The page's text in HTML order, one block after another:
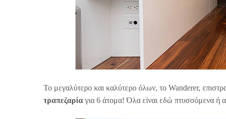
Το μεγαλύτερο και καλύτερο όλων, το Wanderer,
τραπεζαρία για 6 άτομα! Όλα είναι εδώ πτυσσόμενα ή